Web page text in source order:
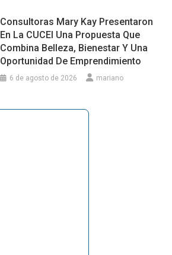
Consultoras Mary Kay Presentaron
En La CUCEI Una Propuesta Que
Combina Belleza, Bienestar Y Una
Oportunidad De Emprendimiento
6 de agosto de 2026 mariano